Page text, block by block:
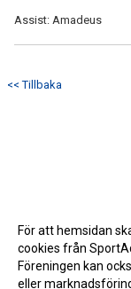
Assist: Amadeus
<< Tillbaka
För att hemsidan
cookies från
Föreningen kan
eller